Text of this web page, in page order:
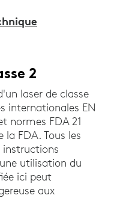
2
laser de classe
internationales EN
normes FDA 21
la FDA. Tous les
instructions
utilisation du
ici peut
aux